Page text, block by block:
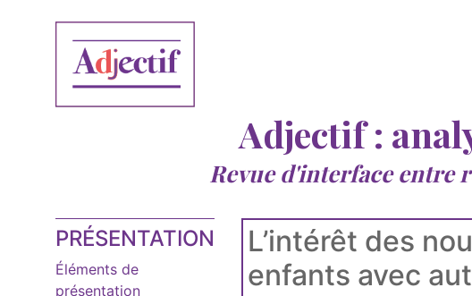
Adjectif :
Revue d'interface entre
PRÉSENTATION
Éléments de
présentation
L’intérêt des
enfants avec